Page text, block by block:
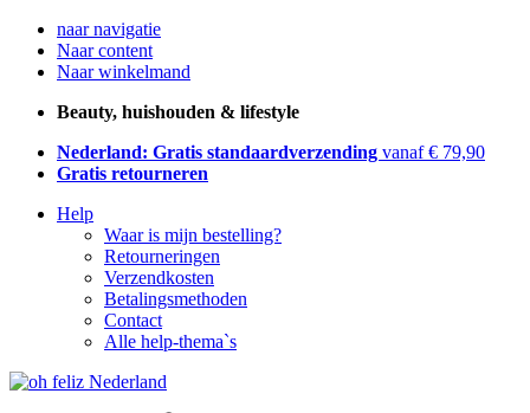
naar navigatie
Naar content
Naar winkelmand
Beauty, huishouden & lifestyle
Nederland: Gratis standaardverzending vanaf € 79,90
Gratis retourneren
Help
Waar is mijn bestelling?
Retourneringen
Verzendkosten
Betalingsmethoden
Contact
Alle help-thema`s